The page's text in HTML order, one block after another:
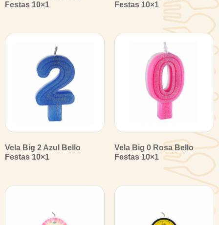
Festas 10×1
Festas 10×1
Vela Big 2 Azul Bello
Festas 10×1
Vela Big 0 Rosa Bello
Festas 10×1